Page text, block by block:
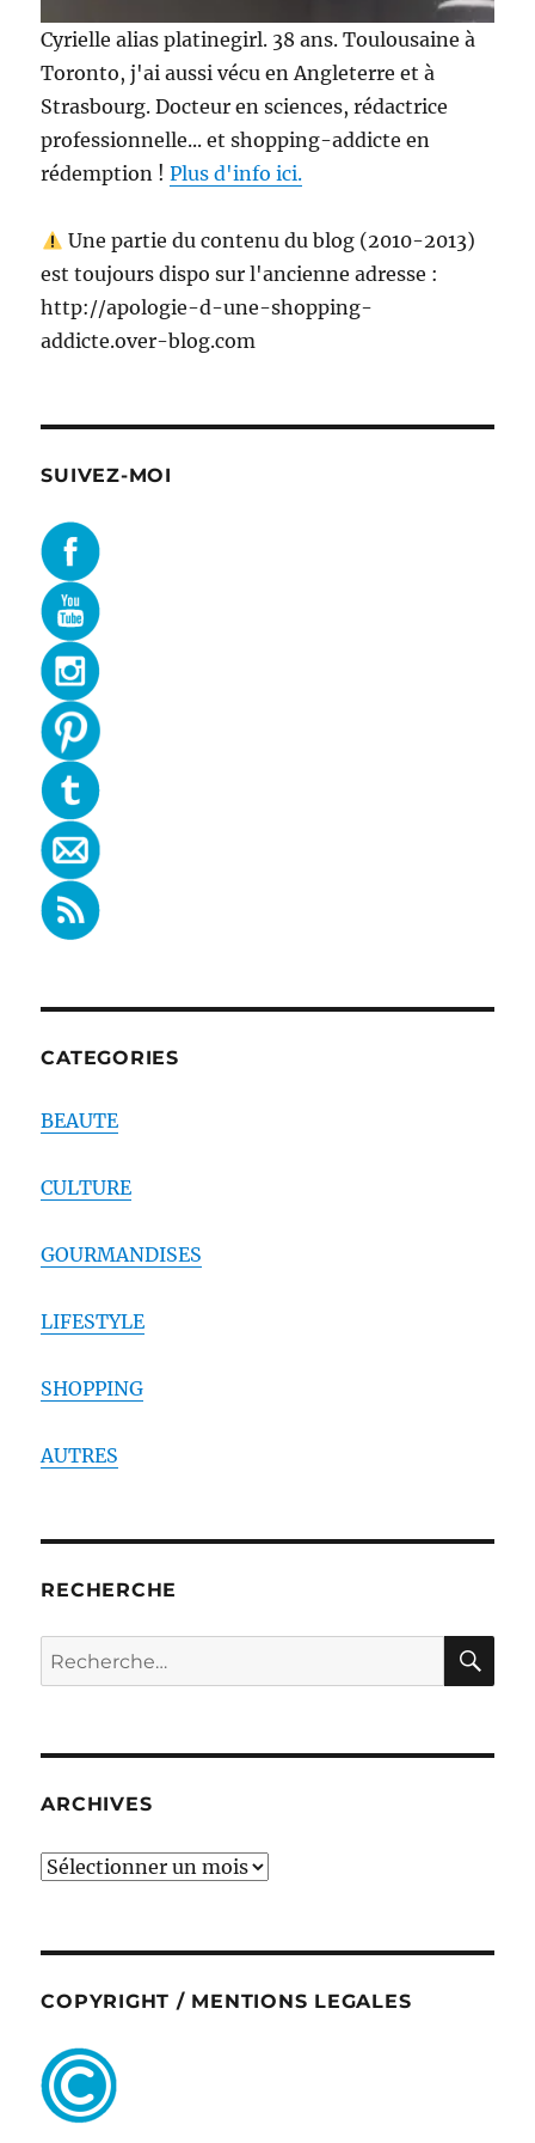
Cyrielle alias platinegirl. 38 ans. Toulousaine à
Toronto, j'ai aussi vécu en Angleterre et à
Strasbourg. Docteur en sciences, rédactrice
professionnelle... et shopping-addicte en
rédemption !Plus d'info ici.
Une partie du contenu du blog (2010-2013)
est toujours dispo sur l'ancienne adresse :
http://apologie-d-une-shopping-
addicte.over-blog.com
SUIVEZ-MOI
CATEGORIES
BEAUTE
CULTURE
GOURMANDISES
LIFESTYLE
SHOPPING
AUTRES
RECHERCHE
Recherche
pour :
ARCHIVES
ARCHIVES
COPYRIGHT / MENTIONS LEGALES